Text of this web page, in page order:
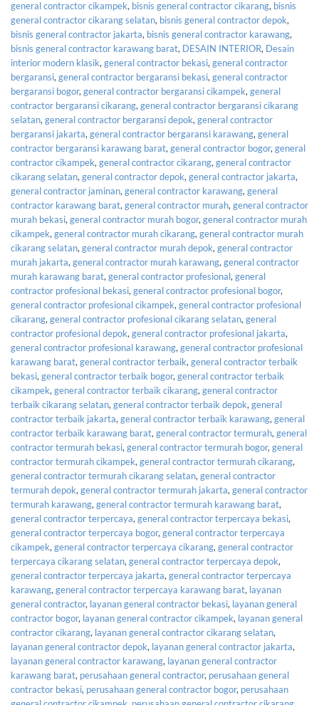
general contractor cikampek, bisnis general contractor cikarang, bisnis
general contractor cikarang selatan, bisnis general contractor depok,
bisnis general contractor jakarta, bisnis general contractor karawang,
bisnis general contractor karawang barat, DESAIN INTERIOR, Desain
interior modern klasik,general contractor bekasi,general contractor
bergaransi,general contractor bergaransi bekasi,general contractor
bergaransi bogor,general contractor bergaransi cikampek,general
contractor bergaransi cikarang,general contractor bergaransi cikarang
selatan,general contractor bergaransi depok,general contractor
bergaransi jakarta,general contractor bergaransi karawang,general
contractor bergaransi karawang barat,general contractor bogor,general
contractor cikampek,general contractor cikarang,general contractor
cikarang selatan,general contractor depok,general contractor jakarta,
general contractor jaminan,general contractor karawang,general
contractor karawang barat,general contractor murah,general contractor
murah bekasi,general contractor murah bogor,general contractor murah
cikampek,general contractor murah cikarang,general contractor murah
cikarang selatan,general contractor murah depok,general contractor
murah jakarta,general contractor murah karawang,general contractor
murah karawang barat,general contractor profesional,general
contractor profesional bekasi,general contractor profesional bogor,
general contractor profesional cikampek,general contractor profesional
cikarang,general contractor profesional cikarang selatan,general
contractor profesional depok,general contractor profesional jakarta,
general contractor profesional karawang,general contractor profesional
karawang barat,general contractor terbaik,general contractor terbaik
bekasi,general contractor terbaik bogor,general contractor terbaik
cikampek,general contractor terbaik cikarang,general contractor
terbaik cikarang selatan,general contractor terbaik depok,general
contractor terbaik jakarta,general contractor terbaik karawang,general
contractor terbaik karawang barat,general contractor termurah,general
contractor termurah bekasi,general contractor termurah bogor,general
contractor termurah cikampek,general contractor termurah cikarang,
general contractor termurah cikarang selatan,general contractor
termurah depok,general contractor termurah jakarta,general contractor
termurah karawang,general contractor termurah karawang barat,
general contractor terpercaya,general contractor terpercaya bekasi,
general contractor terpercaya bogor,general contractor terpercaya
cikampek,general contractor terpercaya cikarang,general contractor
terpercaya cikarang selatan,general contractor terpercaya depok,
general contractor terpercaya jakarta,general contractor terpercaya
karawang,general contractor terpercaya karawang barat, layanan
general contractor, layanan general contractor bekasi, layanan general
contractor bogor, layanan general contractor cikampek, layanan general
contractor cikarang, layanan general contractor cikarang selatan,
layanan general contractor depok, layanan general contractor jakarta,
layanan general contractor karawang, layanan general contractor
karawang barat, perusahaan general contractor, perusahaan general
contractor bekasi, perusahaan general contractor bogor, perusahaan